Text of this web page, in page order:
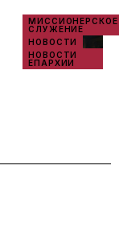
МИССИОНЕРСКОЕ
СЛУЖЕНИЕ
НОВОСТИ
НОВОСТИ
ЕПАРХИИ